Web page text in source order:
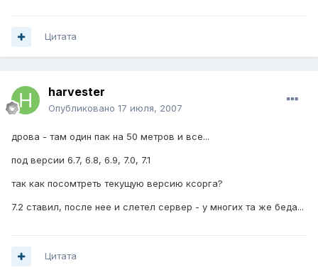
Цитата
harvester
Опубликовано 17 июля, 2007
дрова - там один пак на 50 метров и все...
под версии 6.7, 6.8, 6.9, 7.0, 7.1
так как посомтреть текущую версию ксорга?
7.2 ставил, после нее и слетел сервер - у многих та же беда...
Цитата